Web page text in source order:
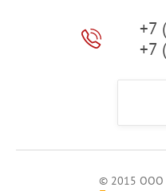
+7
+7
© 2015 ООО